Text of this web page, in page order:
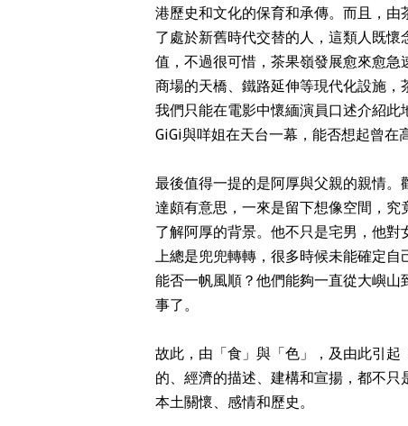
港歷史和文化的保育和承傳。而且，
了處於新舊時代交替的人，這類人既
值，不過很可惜，茶果嶺發展愈來愈
商場的天橋、鐵路延伸等現代化設施
我們只能在電影中懷緬演員口述介紹
GiGi與咩姐在天台一幕，能否想起曾在
最後值得一提的是阿厚與父親的親情
達頗有意思，一來是留下想像空間，
了解阿厚的背景。他不只是宅男，他
上總是兜兜轉轉，很多時候未能確定
能否一帆風順？他們能夠一直從大嶼
事了。
故此，由「食」與「色」，及由此引
的、經濟的描述、建構和宣揚，都不
本土關懷、感情和歷史。